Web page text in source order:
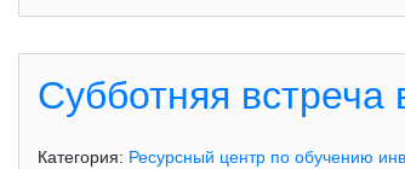
Субботняя
Категория: Ресурсный центр по обучению